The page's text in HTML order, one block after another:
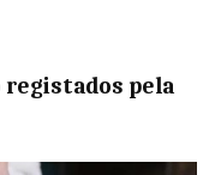
registados pela